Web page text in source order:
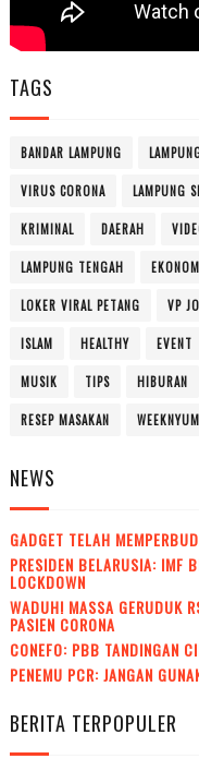
TAGS
BANDAR LAMPUNG
VIRUS CORONA LAMPUNG
KRIMINAL DAERAH
LAMPUNG TENGAH
LOKER VIRAL PETANG VP
ISLAM HEALTHY EVENT
MUSIK TIPS HIBURAN
RESEP MASAKAN
NEWS
GADGET TELAH
PRESIDEN BELARUSIA: IMF
LOCKDOWN
WADUH! MASSA GERUDUK
PASIEN CORONA
CONEFO: PBB TANDINGAN
PENEMU PCR: JANGAN
BERITA TERPOPULER